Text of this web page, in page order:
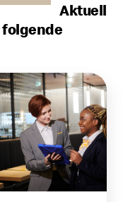
Aktuell
folgende